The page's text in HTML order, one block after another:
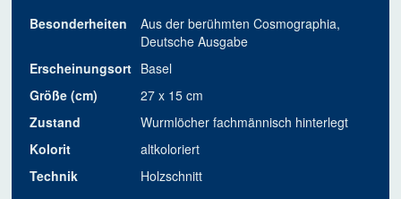
Besonderheiten
Aus der berühmten Cosmographia,
Deutsche Ausgabe
Erscheinungsort Basel
Größe (cm)
27 x 15 cm
Zustand
Wurmlöcher fachmännisch hinterlegt
Kolorit
altkoloriert
Technik
Holzschnitt